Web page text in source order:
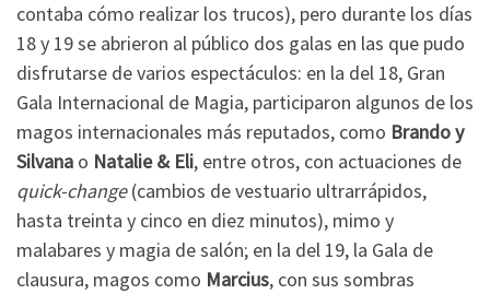
contaba cómo realizar los trucos), pero durante los días
18 y 19 se abrieron al público dos galas en las que pudo
disfrutarse de varios espectáculos: en la del 18, Gran
Gala Internacional de Magia, participaron algunos de los
magos internacionales más reputados, como Brando y
Silvana o Natalie & Eli, entre otros, con actuaciones de
quick-change(cambios de vestuario ultrarrápidos,
hasta treinta y cinco en diez minutos), mimo y
malabares y magia de salón; en la del 19, la Gala de
clausura, magos como Marcius, con sus sombras